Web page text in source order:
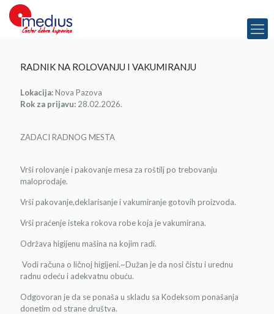
RADNIK NA ROLOVANJU I VAKUMIRANJU
Lokacija:Nova Pazova
Rok za prijavu: 28.02.2026.
ZADACI RADNOG MESTA
Vrši rolovanje i pakovanje mesa za roštilj po trebovanju
maloprodaje.
Vrši pakovanje,deklarisanje i vakumiranje gotovih proizvoda.
Vrši praćenje isteka rokova robe koja je vakumirana.
Održava higijenu mašina na kojim radi.
Vodi računa o ličnoj higijeni.~Dužan je da nosi čistu i urednu
radnu odeću i adekvatnu obuću.
Odgovoran je da se ponaša u skladu sa Kodeksom ponašanja
donetim od strane društva.